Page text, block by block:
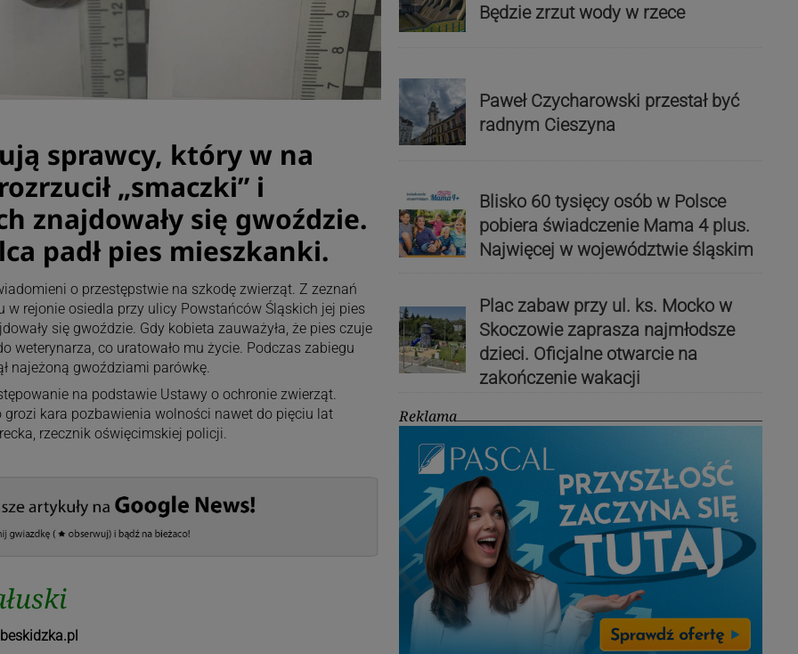
sprawcy, który w na
„smaczki” i
znajdowały się gwoździe.
padł pies mieszkanki.
o przestępstwie na szkodę zwierząt. Z zeznań
w rejonie osiedla przy ulicy Powstańców Śląskich jej pies
się gwoździe. Gdy kobieta zauważyła, że pies czuje
weterynarza, co uratowało mu życie. Podczas zabiegu
najeżoną gwoździami parówkę.
na podstawie Ustawy o ochronie zwierząt.
grozi kara pozbawienia wolności nawet do pięciu lat
rzecznik oświęcimskiej policji.
Będzie zrzut wody w rzece
Paweł Czycharowski przestał być
radnym Cieszyna
Blisko 60 tysięcy osób w Polsce
pobiera świadczenie Mama 4 plus.
Najwięcej w województwie śląskim
Plac zabaw przy ul. ks. Mocko w
Skoczowie zaprasza najmłodsze
dzieci. Oficjalne otwarcie na
zakończenie wakacji
Reklama